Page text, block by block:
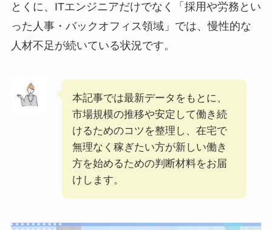
とくに、ITエンジニアだけでなく「採用や労務とい
った人事・バックオフィス領域」では、慢性的な
人材不足が続いている状況です。
本記事では最新データをもとに、
市場規模の推移や安定して働き続
けるためのコツを整理し、在宅で
無理なく稼ぎたい方が新しい働き
方を始めるための判断材料をお届
けします。